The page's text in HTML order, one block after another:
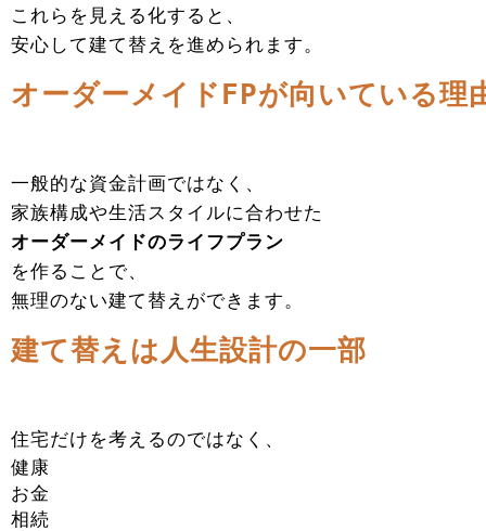
これらを見える化すると、
安心して建て替えを進められます。
オーダーメイドFPが向いている理
一般的な資金計画ではなく、
家族構成や生活スタイルに合わせた
オーダーメイドのライフプラン
を作ることで、
無理のない建て替えができます。
建て替えは人生設計の一部
住宅だけを考えるのではなく、
健康
お金
相続